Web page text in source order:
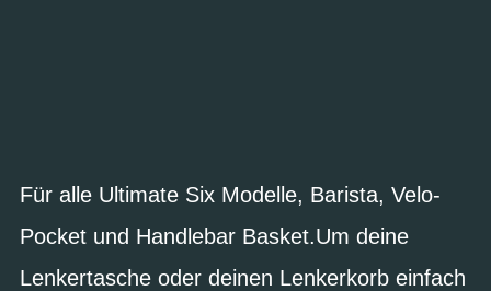
Für alle Ultimate Six Modelle, Barista, Velo-
Pocket und Handlebar Basket.Um deine
Lenkertasche oder deinen Lenkerkorb einfach